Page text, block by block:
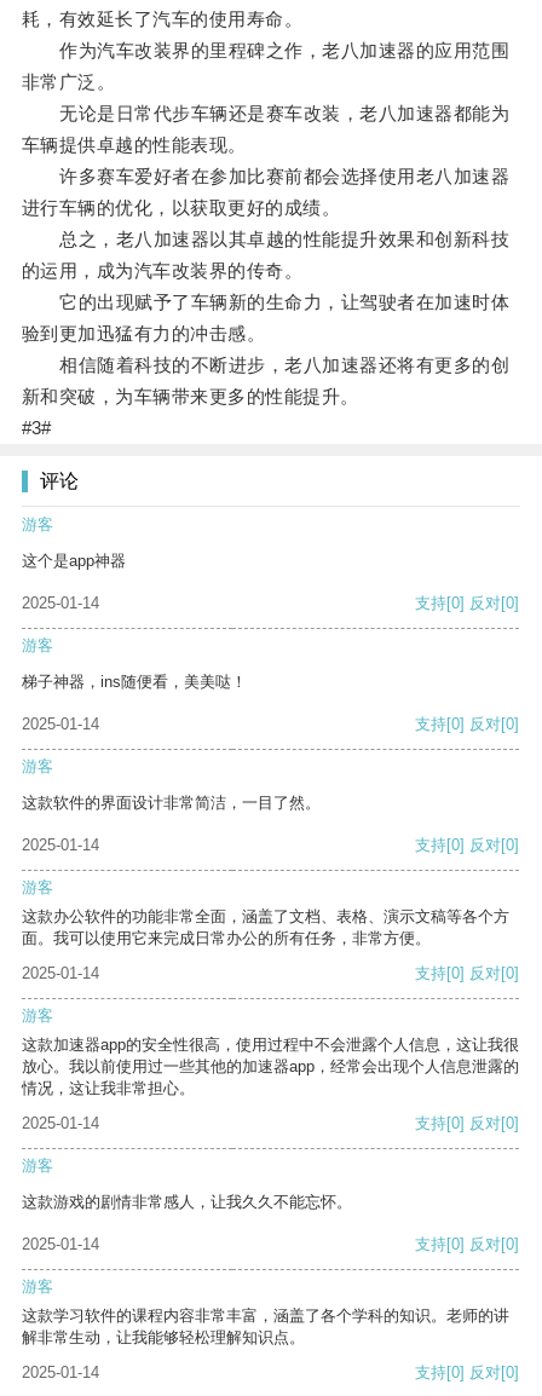
耗，有效延长了汽车的使用寿命。
作为汽车改装界的里程碑之作，老八加速器的应用范围
非常广泛。
无论是日常代步车辆还是赛车改装，老八加速器都能为
车辆提供卓越的性能表现。
许多赛车爱好者在参加比赛前都会选择使用老八加速器
进行车辆的优化，以获取更好的成绩。
总之，老八加速器以其卓越的性能提升效果和创新科技
的运用，成为汽车改装界的传奇。
它的出现赋予了车辆新的生命力，让驾驶者在加速时体
验到更加迅猛有力的冲击感。
相信随着科技的不断进步，老八加速器还将有更多的创
新和突破，为车辆带来更多的性能提升。
#3#
评论
游客
这个是app神器
2025-01-14 支持[0] 反对[0]
游客
梯子神器，ins随便看，美美哒！
2025-01-14 支持[0] 反对[0]
游客
这款软件的界面设计非常简洁，一目了然。
2025-01-14 支持[0] 反对[0]
游客
这款办公软件的功能非常全面，涵盖了文档、表格、演示文稿等各个方
面。我可以使用它来完成日常办公的所有任务，非常方便。
2025-01-14
支持[0] 反对[0]
游客
这款加速器app的安全性很高，使用过程中不会泄露个人信息，这让我很
放心。我以前使用过一些其他的加速器app，经常会出现个人信息泄露的
情况，这让我非常担心。
2025-01-14
支持[0] 反对[0]
游客
这款游戏的剧情非常感人，让我久久不能忘怀。
2025-01-14 支持[0] 反对[0]
游客
这款学习软件的课程内容非常丰富，涵盖了各个学科的知识。老师的讲
解非常生动，让我能够轻松理解知识点。
2025-01-14
支持[0] 反对[0]